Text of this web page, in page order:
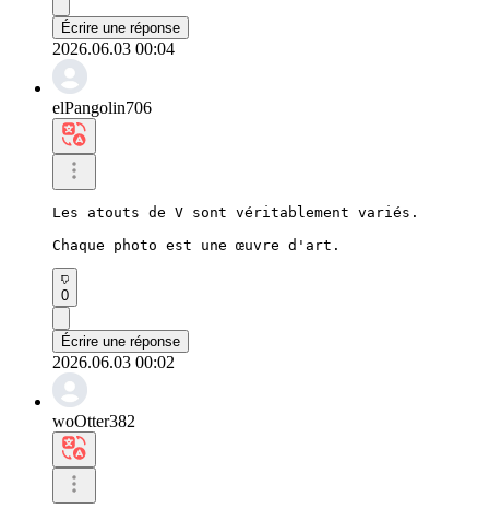
Écrire une réponse
2026.06.03 00:04
elPangolin706
Les atouts de V sont véritablement variés.
Chaque photo est une œuvre d'art.
0
Écrire une réponse
2026.06.03 00:02
woOtter382